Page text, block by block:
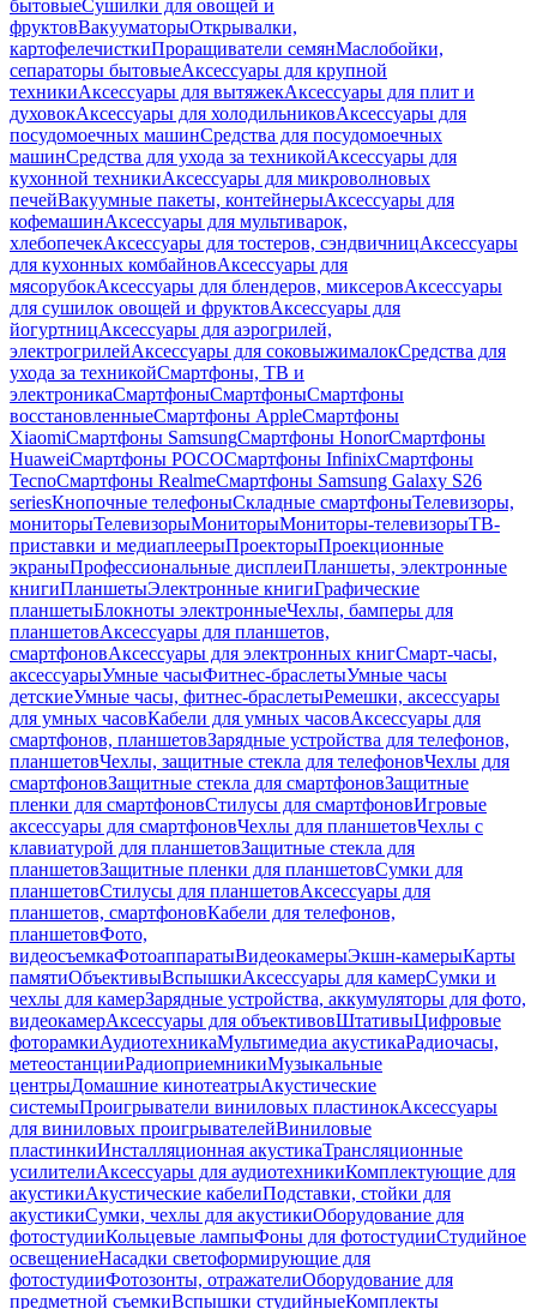
бытовыеСушилки для овощей и
фруктовВакууматорыОткрывалки,
картофелечисткиПроращиватели семянМаслобойки,
сепараторы бытовыеАксессуары для крупной
техникиАксессуары для вытяжекАксессуары для плит и
духовокАксессуары для холодильниковАксессуары для
посудомоечных машинСредства для посудомоечных
машинСредства для ухода за техникойАксессуары для
кухонной техникиАксессуары для микроволновых
печейВакуумные пакеты, контейнерыАксессуары для
кофемашинАксессуары для мультиварок,
хлебопечекАксессуары для тостеров, сэндвичницАксессуары
для кухонных комбайновАксессуары для
мясорубокАксессуары для блендеров, миксеровАксессуары
для сушилок овощей и фруктовАксессуары для
йогуртницАксессуары для аэрогрилей,
электрогрилейАксессуары для соковыжималокСредства для
ухода за техникойСмартфоны, ТВ и
электроникаСмартфоныСмартфоныСмартфоны
восстановленныеСмартфоны AppleСмартфоны
XiaomiСмартфоны SamsungСмартфоны HonorСмартфоны
HuaweiСмартфоны POCOСмартфоны InfinixСмартфоны
TecnoСмартфоны RealmeСмартфоны Samsung Galaxy S26
seriesКнопочные телефоныСкладные смартфоныТелевизоры,
мониторыТелевизорыМониторыМониторы-телевизорыТВ-
приставки и медиаплеерыПроекторыПроекционные
экраныПрофессиональные дисплеиПланшеты, электронные
книгиПланшетыЭлектронные книгиГрафические
планшетыБлокноты электронныеЧехлы, бамперы для
планшетовАксессуары для планшетов,
смартфоновАксессуары для электронных книгСмарт-часы,
аксессуарыУмные часыФитнес-браслетыУмные часы
детскиеУмные часы, фитнес-браслетыРемешки, аксессуары
для умных часовКабели для умных часовАксессуары для
смартфонов, планшетовЗарядные устройства для телефонов,
планшетовЧехлы, защитные стекла для телефоновЧехлы для
смартфоновЗащитные стекла для смартфоновЗащитные
пленки для смартфоновСтилусы для смартфоновИгровые
аксессуары для смартфоновЧехлы для планшетовЧехлы с
клавиатурой для планшетовЗащитные стекла для
планшетовЗащитные пленки для планшетовСумки для
планшетовСтилусы для планшетовАксессуары для
планшетов, смартфоновКабели для телефонов,
планшетовФото,
видеосъемкаФотоаппаратыВидеокамерыЭкшн-камерыКарты
памятиОбъективыВспышкиАксессуары для камерСумки и
чехлы для камерЗарядные устройства, аккумуляторы для фото,
видеокамерАксессуары для объективовШтативыЦифровые
фоторамкиАудиотехникаМультимедиа акустикаРадиочасы,
метеостанцииРадиоприемникиМузыкальные
центрыДомашние кинотеатрыАкустические
системыПроигрыватели виниловых пластинокАксессуары
для виниловых проигрывателейВиниловые
пластинкиИнсталляционная акустикаТрансляционные
усилителиАксессуары для аудиотехникиКомплектующие для
акустикиАкустические кабелиПодставки, стойки для
акустикиСумки, чехлы для акустикиОборудование для
фотостудииКольцевые лампыФоны для фотостудииСтудийное
освещениеНасадки светоформирующие для
фотостудииФотозонты, отражателиОборудование для
предметной съемкиВспышки студийныеКомплекты